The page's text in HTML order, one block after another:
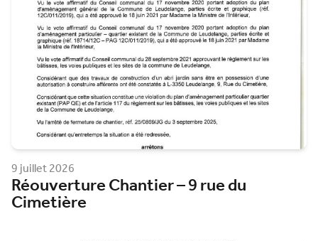
9 juillet 2026
Réouverture Chantier – 9 rue du
Cimetière